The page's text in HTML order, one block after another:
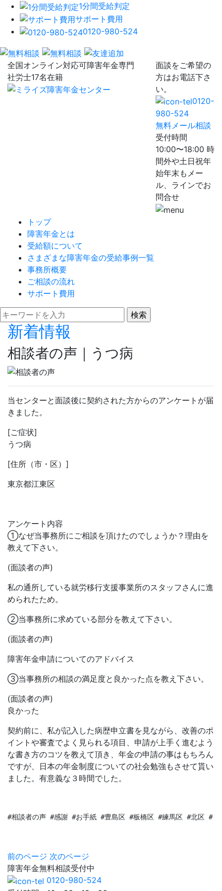
1分間受給判定
サポート費用
0120-980-524
全国オンライン対応可障害年金専門
社労士17名在籍
面談をご希望の
方はお電話下さ
い。
0120-
980-524
無料メール相談
受付時間
10:00〜18:00 時
間外や土日祝年
始年末もメー
ル、ラインでお
問合せ
トップ
障害年金とは
受給額について
さまざまな障害年金の受給事例一覧
事務所概要
ご相談の流れ
サポート費用
新着情報
相談者の声｜うつ病
当センターと面談後に契約された方からのアンケートが届
きました。
[ご症状]
うつ病
[住所（市・区）]
東京都江東区
アンケート内容
①なぜ当事務所にご相談を頂けたのでしょうか？理由を
教えて下さい。
(面談者の声)
私の通所している就労移行支援事業所のスタッフさんに進
められたため。
②当事務所に求めている部分を教えて下さい。
(面談者の声)
障害年金申請についてのアドバイス
③当事務所の相談の満足度と良かった点を教え下さい。
(面談者の声)
良かった
契約前に、私が記入した病歴申立書を見ながら、改善のポ
イントや審査でよく見られる項目、申請が上手く進むよう
な書き方のコツを教えて頂き、年金の申請の事はもちろん
ですが、日本の年金制度についての社会勉強もさせて貰い
ました。有意義な３時間でした。
#相談者の声 #感謝 #お手紙 #豊島区 #板橋区 #練馬区 #北区 #
前のページ 次のページ
障害年金無料相談受付中
0120-980-524